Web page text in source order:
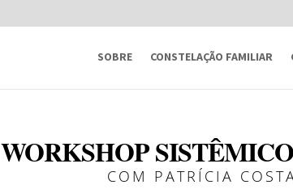
SOBRE CONSTELAÇÃO FAMILIAR
WORKSHOP
COM PATRÍCIA